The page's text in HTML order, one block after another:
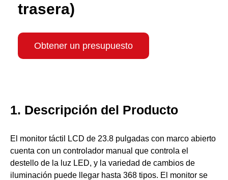
trasera)
Obtener un presupuesto
1. Descripción del Producto
El monitor táctil LCD de 23.8 pulgadas con marco abierto
cuenta con un controlador manual que controla el
destello de la luz LED, y la variedad de cambios de
iluminación puede llegar hasta 368 tipos. El monitor se